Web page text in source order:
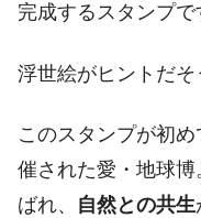
完成するスタンプで
浮世絵がヒントだそ
このスタンプが初
催された愛・地球
ばれ、 自然との共生